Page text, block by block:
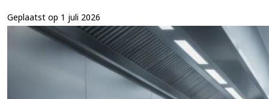
Geplaatst op 1 juli 2026